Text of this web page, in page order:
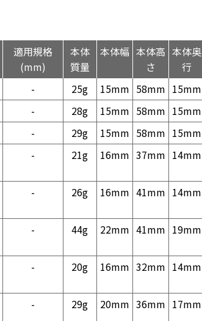
適用規格
(mm)
本体
質量
本体幅 本体高
さ
本体奥
行
- 25g 15mm 58mm 15mm
- 28g 15mm 58mm 15mm
- 29g 15mm 58mm 15mm
- 21g 16mm 37mm 14mm
- 26g 16mm 41mm 14mm
- 44g 22mm 41mm 19mm
- 20g 16mm 32mm 14mm
- 29g 20mm 36mm 17mm